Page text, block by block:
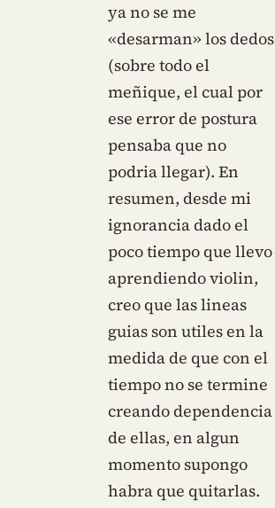
ya no se me
«desarman» los dedos
(sobre todo el
meñique, el cual por
ese error de postura
pensaba que no
podria llegar). En
resumen, desde mi
ignorancia dado el
poco tiempo que llevo
aprendiendo violin,
creo que las lineas
guias son utiles en la
medida de que con el
tiempo no se termine
creando dependencia
de ellas, en algun
momento supongo
habra que quitarlas.